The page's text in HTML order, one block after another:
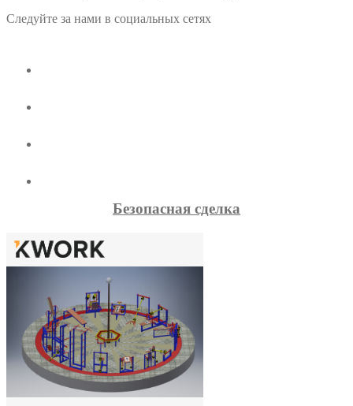
Следуйте за нами в социальных сетях
Безопасная сделка